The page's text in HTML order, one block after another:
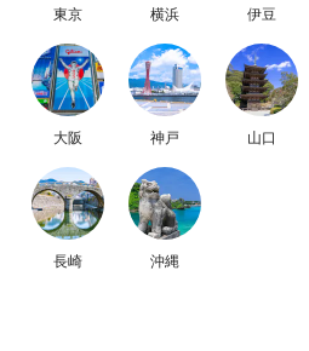
東京 横浜 伊豆
大阪 神戸 山口
長崎 沖縄